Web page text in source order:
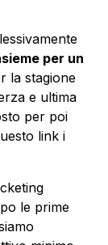
per un
la stagione
e ultima
per poi
link i
le prime